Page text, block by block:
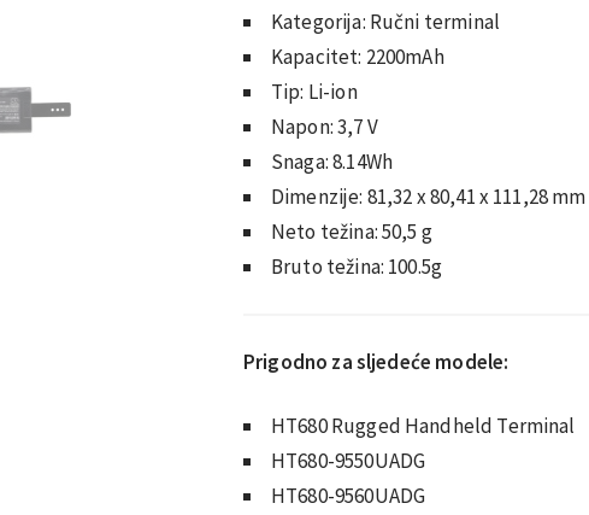
Kategorija: Ručni terminal
Kapacitet: 2200mAh
Tip: Li-ion
Napon: 3,7V
Snaga:8.14Wh
Dimenzije: 81,32 x 80,41 x 111,28 mm
Neto težina:50,5 g
Bruto težina: 100.5g
Prigodno za sljedeće modele:
HT680 Rugged Handheld Terminal
HT680-9550UADG
HT680-9560UADG